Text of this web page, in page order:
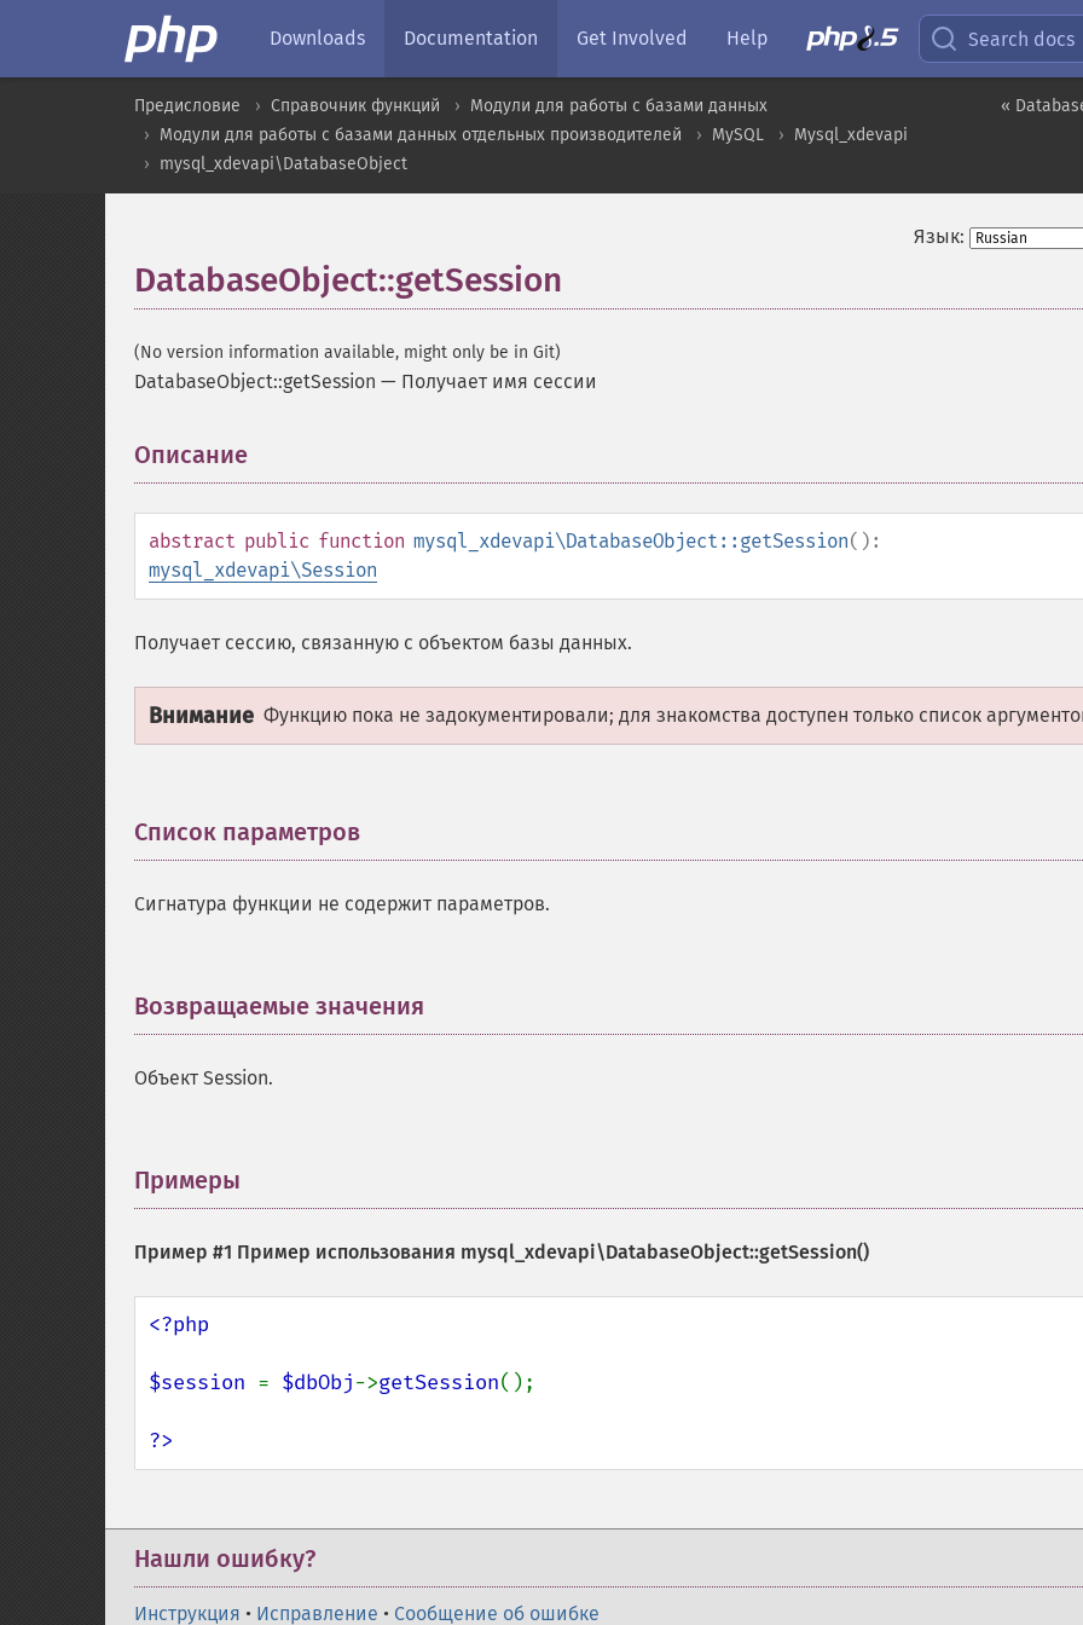
Downloads Documentation Get Involved Help Search docs
«
Предисловие Справочник функций
Модули для работы с базами данных
Модули для работы с базами данных отдельных производителей
MySQL
Mysql_xdevapi
mysql_xdevapi\DatabaseObject
Язык:
DatabaseObject::getSession
(No version information available, might only be in Git)
DatabaseObject::getSession — Получает имя сессии
Описание
abstract public function mysql_xdevapi\DatabaseObject::getSession():
mysql_xdevapi\Session
Получает сессию, связанную с объектом базы данных.
Внимание Функцию пока не задокументировали; для знакомства доступен только список
Список параметров
Сигнатура функции не содержит параметров.
Возвращаемые значения
Объект Session.
Примеры
Пример #1 Пример использования mysql_xdevapi\DatabaseObject::getSession()
<?php
$session = $dbObj->getSession();
?>
Нашли ошибку?
Инструкция • Исправление • Сообщение об ошибке